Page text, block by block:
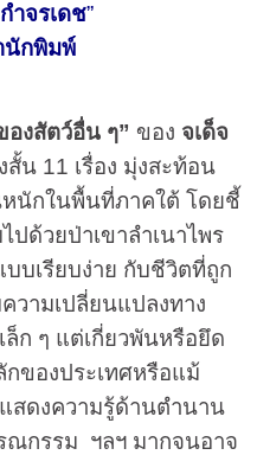
ำจรเดช”
นักพิมพ์
งสัตว์อื่น ๆ” ของ จเด็จ
น 11 เรื่อง มุ่งสะท้อน
นักในพื้นที่ภาคใต้ โดยชี้
ปด้วยป่าเขาลำเนาไพร
บเรียบง่าย กับชีวิตที่ถูก
วามเปลี่ยนแปลงทาง
ล็ก ๆ แต่เกี่ยวพันหรือยึด
กของประเทศหรือแม้
สดงความรู้ด้านตำนาน
ณกรรม ฯลฯ มากจนอาจ